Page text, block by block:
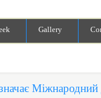
Gallery
Міжнародний